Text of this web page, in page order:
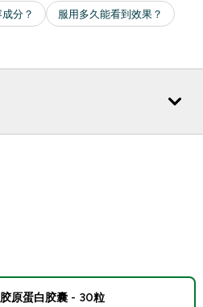
胶原蛋白胶囊 - 30粒